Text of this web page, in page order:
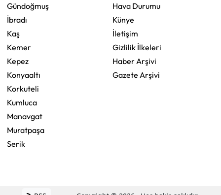
Gündoğmuş
İbradı
Kaş
Kemer
Kepez
Konyaaltı
Korkuteli
Kumluca
Manavgat
Muratpaşa
Serik
Hava Durumu
Künye
İletişim
Gizlilik İlkeleri
Haber Arşivi
Gazete Arşivi